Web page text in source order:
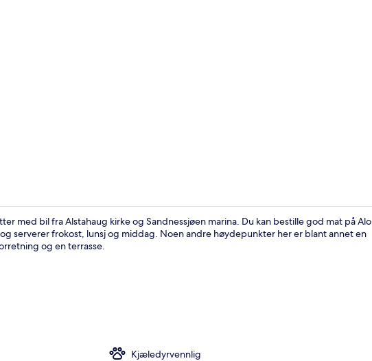
med bil fra Alstahaug kirke og Sandnessjøen marina. Du kan bestille god mat på Alo
serverer frokost, lunsj og middag. Noen andre høydepunkter her er blant annet en
og en terrasse.
Kjæledyrvennlig